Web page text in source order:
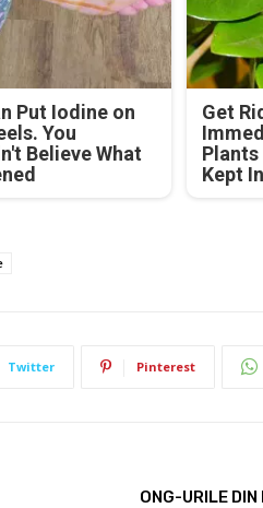
Put Iodine on
You
Believe What
Get
Kept
Twitter Pinterest
ONG-URILE